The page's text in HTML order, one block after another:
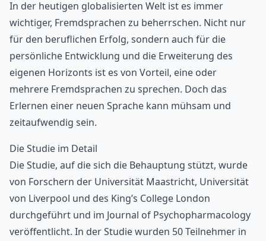
In der heutigen globalisierten Welt ist es immer
wichtiger, Fremdsprachen zu beherrschen. Nicht nur
für den beruflichen Erfolg, sondern auch für die
persönliche Entwicklung und die Erweiterung des
eigenen Horizonts ist es von Vorteil, eine oder
mehrere Fremdsprachen zu sprechen. Doch das
Erlernen einer neuen Sprache kann mühsam und
zeitaufwendig sein.
Die Studie im Detail
Die Studie, auf die sich die Behauptung stützt, wurde
von Forschern der Universität Maastricht, Universität
von Liverpool und des King’s College London
durchgeführt und im Journal of Psychopharmacology
veröffentlicht. In der Studie wurden 50 Teilnehmer in